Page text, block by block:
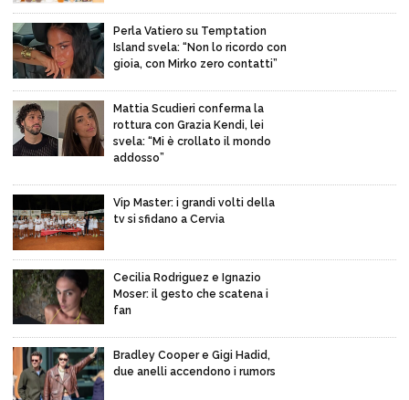
Perla Vatiero su Temptation
Island svela: “Non lo ricordo con
gioia, con Mirko zero contatti”
Mattia Scudieri conferma la
rottura con Grazia Kendi, lei
svela: “Mi è crollato il mondo
addosso”
Vip Master: i grandi volti della
tv si sfidano a Cervia
Cecilia Rodriguez e Ignazio
Moser: il gesto che scatena i
fan
Bradley Cooper e Gigi Hadid,
due anelli accendono i rumors